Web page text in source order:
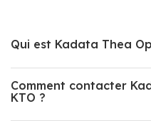
Qui est Kadata Thea
Comment contacter
KTO ?